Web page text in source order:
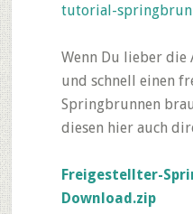
tutorial-
Wenn Du lieber
und schnell einen
Springbrunnen
diesen hier auch
Freigestellter-
Download.zip